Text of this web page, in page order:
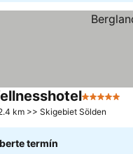
5 Počet
km >> Skigebiet Sölden
termín